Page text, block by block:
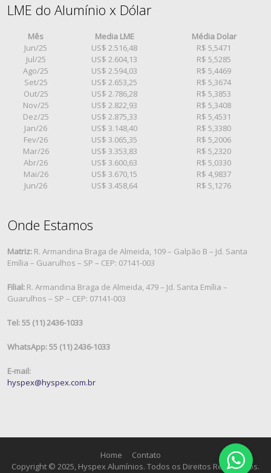
LME do Alumínio x Dólar
Mês Media LME
Média Dolar
Jun/25
US$ 2.516,48
R$ 5,5471
Jul/25
US$ 2.604,13
R$ 5,5285
Ago/25
US$ 2.594,03
R$ 5,4469
Set/25
US$ 2.653,25
R$ 5,3674
Out/25
US$ 2.786,28
R$ 5,3853
Nov/25
US$ 2.822,93
R$ 5,3408
Dez/25
US$ 2.875,33
R$ 5,4531
Jan/26
US$ 3.148,40
R$ 5,3380
Fev/26
US$ 3.065,35
R$ 5,2006
Mar/26
US$ 3.353,83
R$ 5,2320
Abr/26
US$ 3.600,63
R$ 5,0330
Mai/26
US$ 3.670,15
R$ 4,9837
Jun/26
US$ 3.458,64 R$ 5,1276
Onde Estamos
Matriz: R. Armandina Braga de Almeida, 109 – Galpão B – Jd. Santa
Emília – Guarulhos – SP – CEP: 07141-003
Filial: R. Armandina Braga de Almeida, 479 – Jd. Santa Emília –
Guarulhos – SP – CEP: 07141-003
Tel: 55 (11) 2436-1033
WhatsApp: 55 (11) 2436-1033
E-mail:
hyspex@hyspex.com.br
Home
Contato
Copyright © 2025, Hyspex Alumínios. Todos os Direitos Reservados.